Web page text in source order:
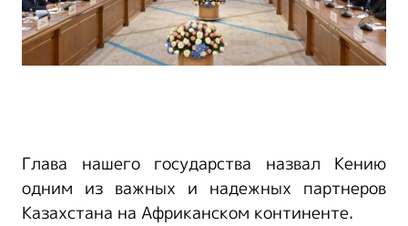
Глава нашего государства назвал Кению
одним из важных и надежных партнеров
Казахстана на Африканском континенте.